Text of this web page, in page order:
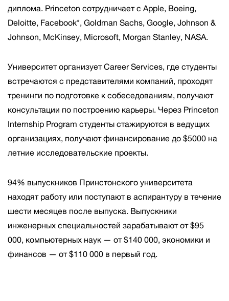
диплома. Princeton сотрудничает с Apple, Boeing,
Deloitte, Facebook*, Goldman Sachs, Google, Johnson &
Johnson, McKinsey, Microsoft, Morgan Stanley, NASA.
Университет организует Career Services, где студенты
встречаются с представителями компаний, проходят
тренинги по подготовке к собеседованиям, получают
консультации по построению карьеры. Через Princeton
Internship Program студенты стажируются в ведущих
организациях, получают финансирование до $5000 на
летние исследовательские проекты.
94% выпускников Принстонского университета
находят работу или поступают в аспирантуру в течение
шести месяцев после выпуска. Выпускники
инженерных специальностей зарабатывают от $95
000, компьютерных наук — от $140 000, экономики и
финансов — от $110 000 в первый год.